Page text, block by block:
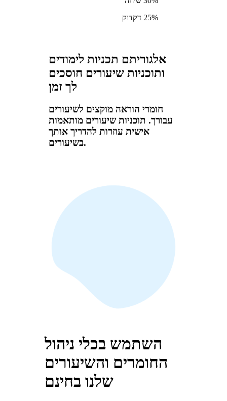
25% דקדוק
אלגוריתם תכניות לימודים
ותוכניות שיעורים חוסכים
לך זמן
חומרי הוראה מוקצים לשיעורים
עבורך. תוכניות שיעורים מותאמות
אישית עוזרות להדריך אותך
בשיעורים.
השתמש בכלי ניהול
החומרים והשיעורים
שלנו בחינם